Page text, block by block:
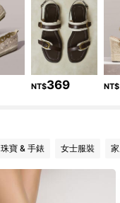
NT$369 NT$
珠寶 & 手錶 女士服裝